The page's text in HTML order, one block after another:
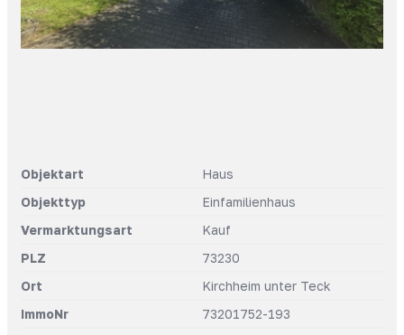
Objektart
Haus
Objekttyp
Einfamilienhaus
Vermarktungsart
Kauf
PLZ
73230
Ort
Kirchheim unter Teck
ImmoNr
73201752-193